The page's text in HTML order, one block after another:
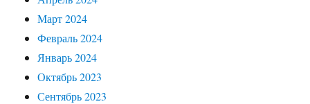
Март 2024
Февраль 2024
Январь 2024
Октябрь 2023
Сентябрь 2023